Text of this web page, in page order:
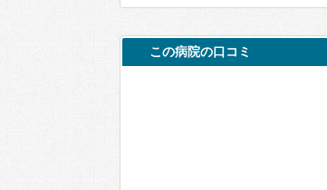
この病院の口コミ